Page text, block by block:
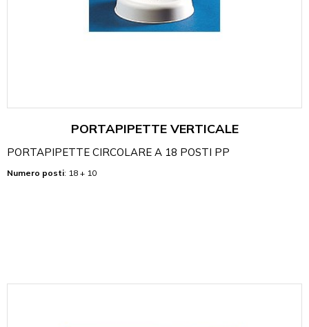
PORTAPIPETTE VERTICALE
PORTAPIPETTE CIRCOLARE A 18 POSTI PP
Numero posti: 18 + 10